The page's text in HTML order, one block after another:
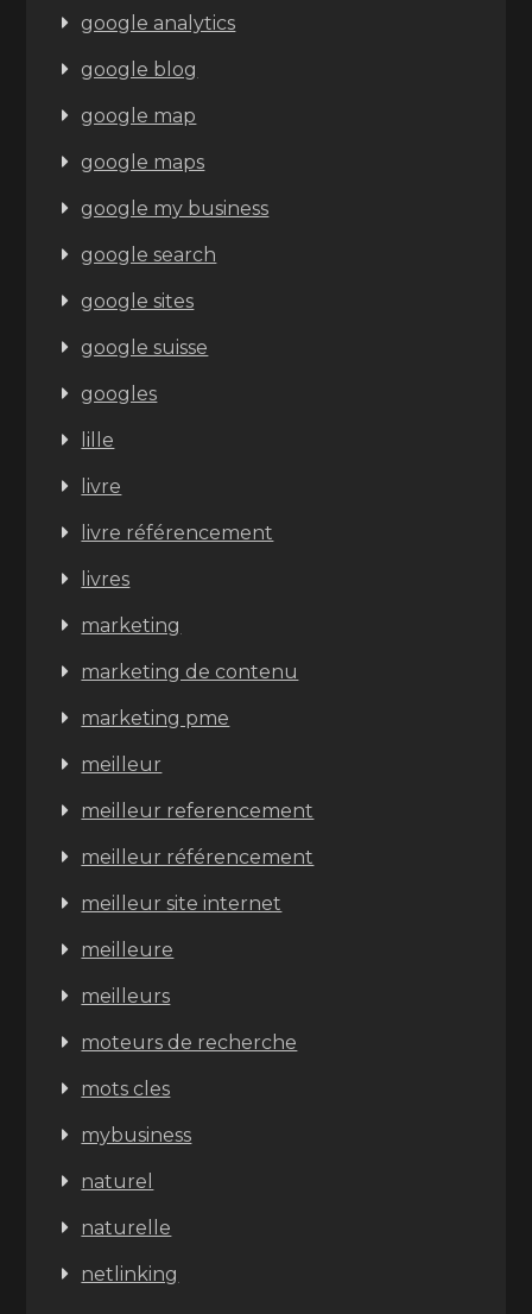
google analytics
google blog
google map
google maps
google my business
google search
google sites
google suisse
googles
lille
livre
livre référencement
livres
marketing
marketing de contenu
marketing pme
meilleur
meilleur referencement
meilleur référencement
meilleur site internet
meilleure
meilleurs
moteurs de recherche
mots cles
mybusiness
naturel
naturelle
netlinking